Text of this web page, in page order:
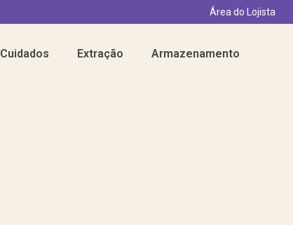
Área do Lojista
Cuidados Extração Armazenamento